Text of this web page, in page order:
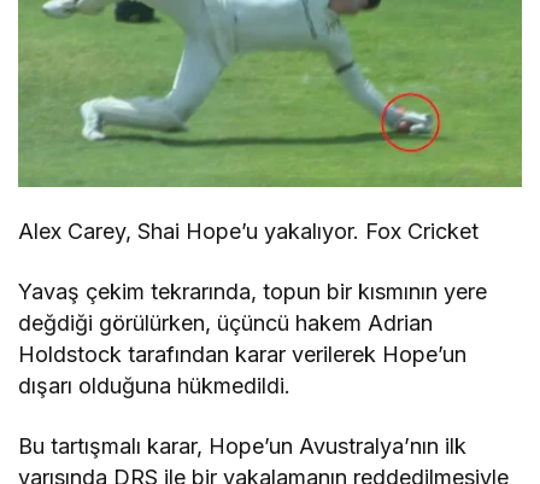
Alex Carey, Shai Hope’u yakalıyor. Fox Cricket
Yavaş çekim tekrarında, topun bir kısmının yere
değdiği görülürken, üçüncü hakem Adrian
Holdstock tarafından karar verilerek Hope’un
dışarı olduğuna hükmedildi.
Bu tartışmalı karar, Hope’un Avustralya’nın ilk
yarısında DRS ile bir yakalamanın reddedilmesiyle